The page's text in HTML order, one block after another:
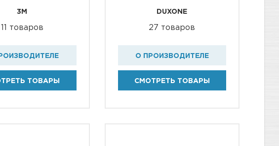
3M
11 товаров
ТОВАРЫ
DUXONE
27 товаров
О ПРОИЗВОДИТЕЛЕ
СМОТРЕТЬ ТОВАРЫ